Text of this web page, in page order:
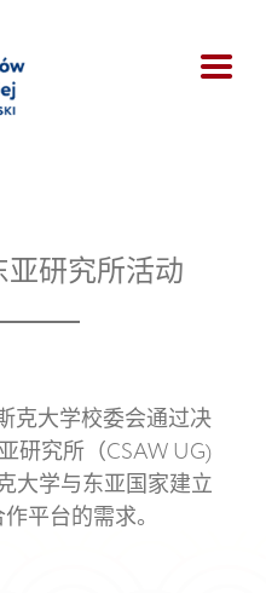
研究所活动
克大学校委会通过决
研究所（CSAW UG)
大学与东亚国家建立
平台的需求。